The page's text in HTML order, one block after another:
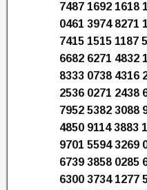
7487 1692 1618
0461 3974 8271
7415 1515 1187
6682 6271 4832
8333 0738 4316
2536 0271 2438
7952 5382 3088
4850 9114 3883
9701 5594 3269
6739 3858 0285
6300 3734 1277